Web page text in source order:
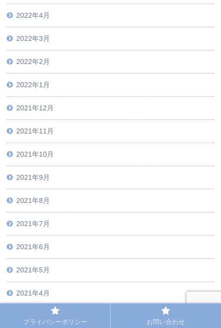
2022年4月
2022年3月
2022年2月
2022年1月
2021年12月
2021年11月
2021年10月
2021年9月
2021年8月
2021年7月
2021年6月
2021年5月
2021年4月
プライバシーポリシー お問い合わせ